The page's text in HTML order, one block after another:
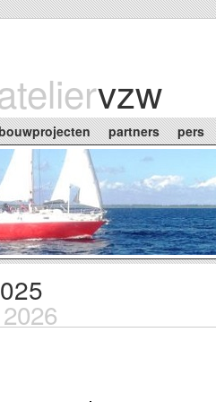
vzw
partners pers